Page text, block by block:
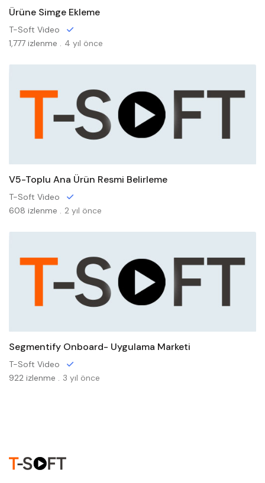
Ürüne Simge Ekleme
T-Soft Video
1,777 izlenme . 4 yıl önce
V5-Toplu Ana Ürün Resmi Belirleme
T-Soft Video
608 izlenme . 2 yıl önce
Segmentify Onboard- Uygulama Marketi
T-Soft Video
922 izlenme . 3 yıl önce